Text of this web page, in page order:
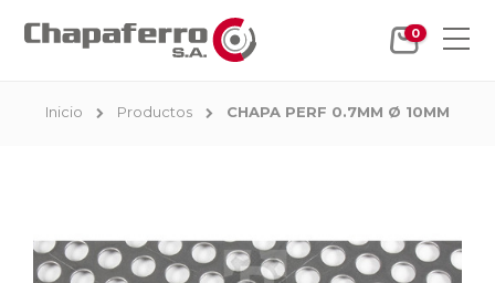
0
Inicio Productos CHAPA PERF 0.7MM Ø 10MM